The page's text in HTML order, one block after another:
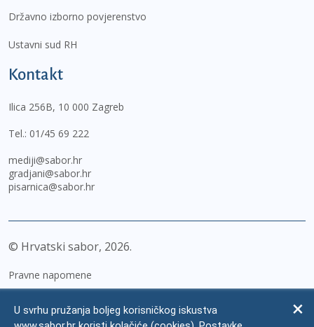
Državno izborno povjerenstvo
Ustavni sud RH
Kontakt
Ilica 256B, 10 000 Zagreb
Tel.: 01/45 69 222
mediji@sabor.hr
gradjani@sabor.hr
pisarnica@sabor.hr
© Hrvatski sabor, 2026
Pravne napomene
Zaštita osobnih podataka
U svrhu pružanja boljeg korisničkog iskustva